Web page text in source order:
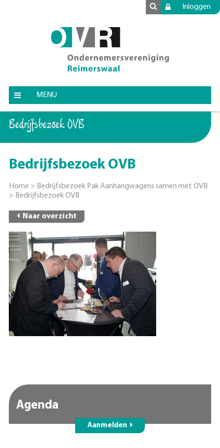
Inloggen
MENU
Bedrijfsbezoek OVB
Bedrijfsbezoek OVB
Home > Bedrijfsbezoek Pak Aanhangwagens samen met OVB
> Bedrijfsbezoek OVB
Naar overzicht
Agenda
Aanmelden